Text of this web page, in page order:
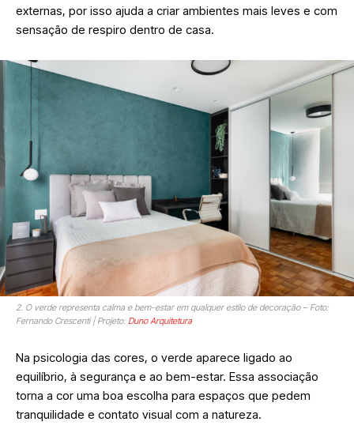
externas, por isso ajuda a criar ambientes mais leves e com
sensação de respiro dentro de casa.
2. O verde representa calma e bem-estar em qualquer estilo de decoração – Foto:
Fernando Crescenti | Projeto: Duno Arquitetura
Na psicologia das cores, o verde aparece ligado ao
equilíbrio, à segurança e ao bem-estar. Essa associação
torna a cor uma boa escolha para espaços que pedem
tranquilidade e contato visual com a natureza.